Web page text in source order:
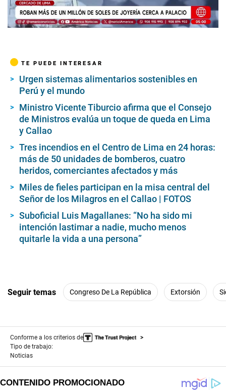
00:00/02:19
TE PUEDE INTERESAR
Urgen sistemas alimentarios sostenibles en
Perú y el mundo
Ministro Vicente Tiburcio afirma que el Consejo
de Ministros evalúa un toque de queda en Lima
y Callao
Tres incendios en el Centro de Lima en 24 horas:
más de 50 unidades de bomberos, cuatro
heridos, comerciantes afectados y más
Miles de fieles participan en la misa central del
Señor de los Milagros en el Callao | FOTOS
Suboficial Luis Magallanes: “No ha sido mi
intención lastimar a nadie, mucho menos
quitarle la vida a una persona”
Seguir temas Congreso De La República Extorsión
Conforme a los criterios de
Tipo de trabajo:
Noticias